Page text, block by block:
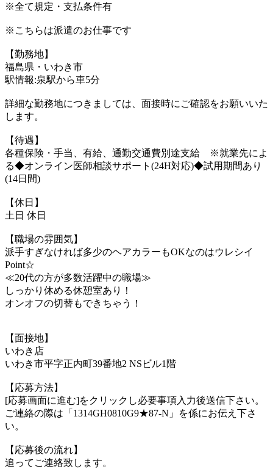
※全て規定・支払条件有
※こちらは派遣のお仕事です
【勤務地】
福島県・いわき市
駅情報:泉駅から車5分
詳細な勤務地につきましては、面接時にご確認をお願いいた
します。
【待遇】
各種保険・手当、有給、通勤交通費別途支給 ※就業先によ
る◆オンライン医師相談サポート(24H対応)◆試用期間あり
(14日間)
【休日】
土日 休日
【職場の雰囲気】
派手すぎなければ多少のヘアカラーもOKなのはウレシイ
Point☆
≪20代の方が多数活躍中の職場≫
しっかり休める休憩室あり！
オンオフの切替もできちゃう！
【面接地】
いわき店
いわき市平字正内町39番地2 NSビル1階
【応募方法】
[応募画面に進む]をクリックし必要事項入力後送信下さい。
ご連絡の際は「1314GH0810G9★87-N」を係にお伝え下さ
い。
【応募後の流れ】
追ってご連絡致します。